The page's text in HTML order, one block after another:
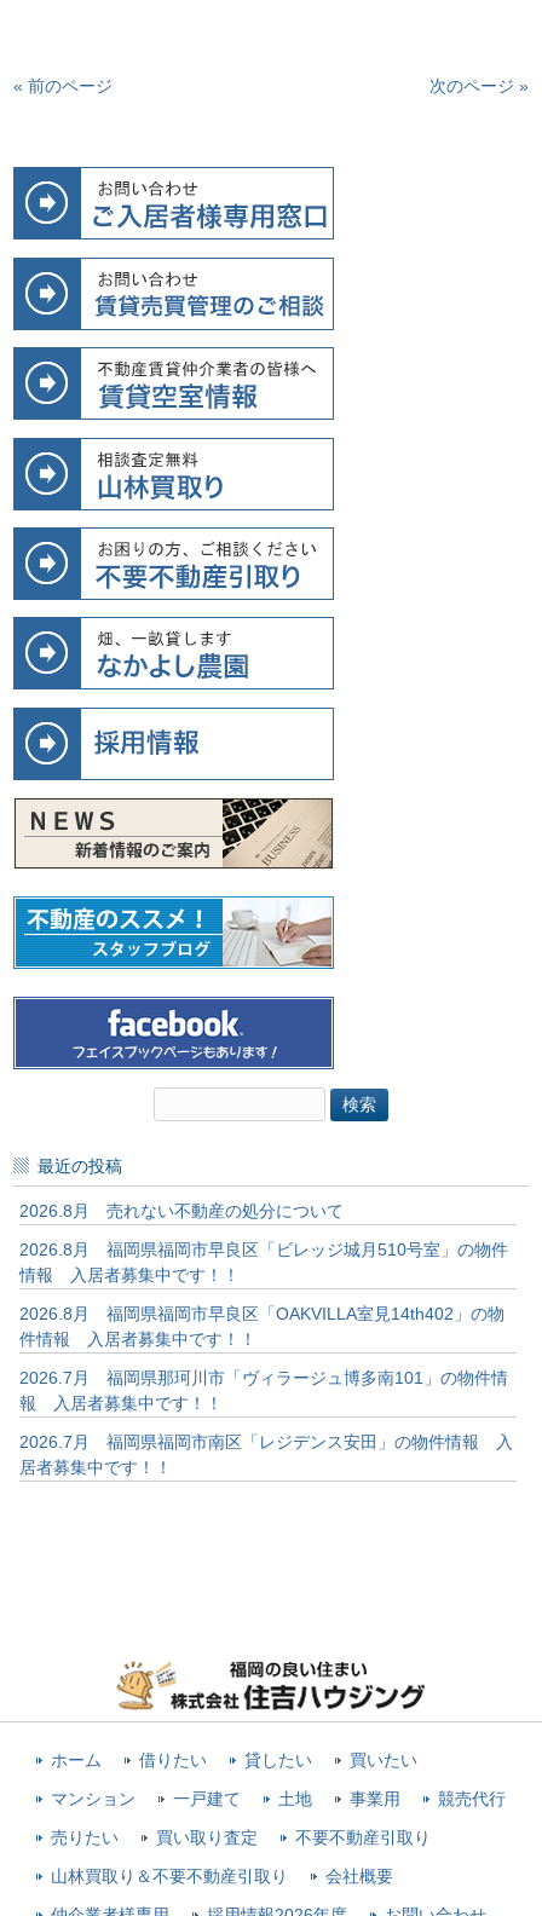
« 前のページ 次のページ »
最近の投稿
2026.8月 売れない不動産の処分について
2026.8月 福岡県福岡市早良区「ビレッジ城月510号室」の物件
情報 入居者募集中です！！
2026.8月 福岡県福岡市早良区「OAKVILLA室見14th402」の物
件情報 入居者募集中です！！
2026.7月 福岡県那珂川市「ヴィラージュ博多南101」の物件情
報 入居者募集中です！！
2026.7月 福岡県福岡市南区「レジデンス安田」の物件情報 入
居者募集中です！！
ホーム 借りたい 貸したい 買いたい
マンション 一戸建て 土地 事業用 競売代行
売りたい 買い取り査定 不要不動産引取り
山林買取り＆不要不動産引取り 会社概要